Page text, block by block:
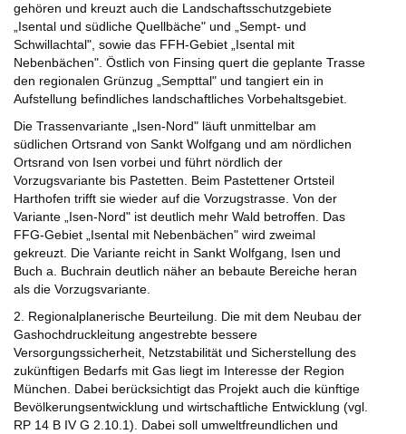
gehören und kreuzt auch die Landschaftsschutzgebiete
„Isental und südliche Quellbäche" und „Sempt- und
Schwillachtal", sowie das FFH-Gebiet „Isental mit
Nebenbächen". Östlich von Finsing quert die geplante Trasse
den regionalen Grünzug „Sempttal" und tangiert ein in
Aufstellung befindliches landschaftliches Vorbehaltsgebiet.
Die Trassenvariante „Isen-Nord" läuft unmittelbar am
südlichen Ortsrand von Sankt Wolfgang und am nördlichen
Ortsrand von Isen vorbei und führt nördlich der
Vorzugsvariante bis Pastetten. Beim Pastettener Ortsteil
Harthofen trifft sie wieder auf die Vorzugstrasse. Von der
Variante „Isen-Nord" ist deutlich mehr Wald betroffen. Das
FFG-Gebiet „Isental mit Nebenbächen" wird zweimal
gekreuzt. Die Variante reicht in Sankt Wolfgang, Isen und
Buch a. Buchrain deutlich näher an bebaute Bereiche heran
als die Vorzugsvariante.
2. Regionalplanerische Beurteilung. Die mit dem Neubau der
Gashochdruckleitung angestrebte bessere
Versorgungssicherheit, Netzstabilität und Sicherstellung des
zukünftigen Bedarfs mit Gas liegt im Interesse der Region
München. Dabei berücksichtigt das Projekt auch die künftige
Bevölkerungsentwicklung und wirtschaftliche Entwicklung (vgl.
RP 14 B IV G 2.10.1). Dabei soll umweltfreundlichen und